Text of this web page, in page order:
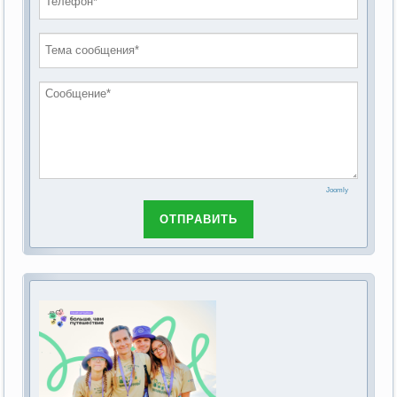
обсуждению Федерального закона Российской
основах социального обслуживания граждан в
2019 год
2018 год
Joomly
ОТПРАВИТЬ